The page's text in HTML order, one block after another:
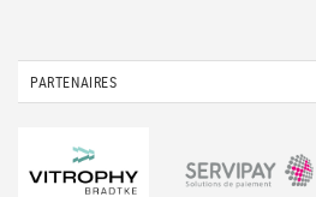
PARTENAIRES